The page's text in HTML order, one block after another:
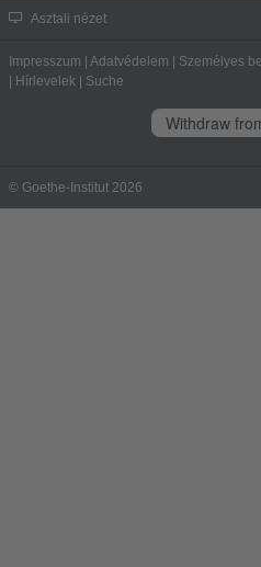
Asztali nézet
Impresszum Adatvédelem Személyes
Hírlevelek Suche
Withdraw
© Goethe-Institut 2026